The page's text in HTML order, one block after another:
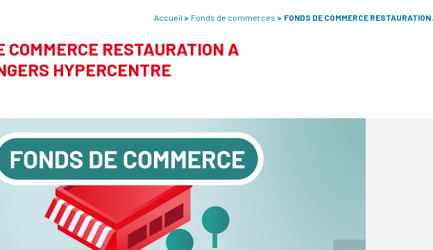
Accueil Fonds de commerces FONDS DE COMMERCE
COMMERCE RESTAURATION A
HYPERCENTRE